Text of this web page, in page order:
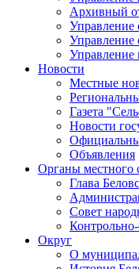
Архивный
Управление
Управление
Управление
Новости
Местные
Газета
Новости
Объявления
Органы местного
Глава
Совет
Округ
О